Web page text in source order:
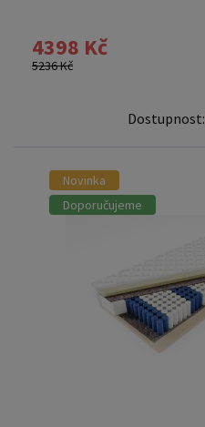
4398 Kč
5236 Kč
Dostupnost:
Novinka
Doporučujeme